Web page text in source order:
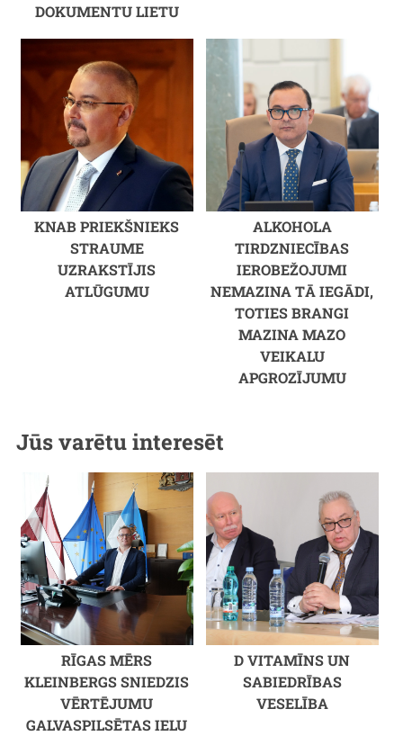
DOKUMENTU LIETU
KNAB PRIEKŠNIEKS
STRAUME
UZRAKSTĪJIS
ATLŪGUMU
ALKOHOLA
TIRDZNIECĪBAS
IEROBEŽOJUMI
NEMAZINA TĀ IEGĀDI,
TOTIES BRANGI
MAZINA MAZO
VEIKALU
APGROZĪJUMU
Jūs varētu interesēt
RĪGAS MĒRS
KLEINBERGS SNIEDZIS
VĒRTĒJUMU
GALVASPILSĒTAS IELU
D VITAMĪNS UN
SABIEDRĪBAS
VESELĪBA